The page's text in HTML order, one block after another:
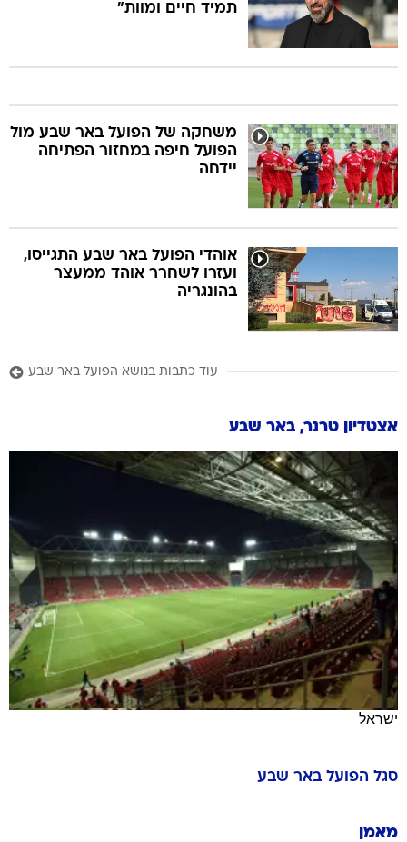
תמיד חיים ומוות"
משחקה של הפועל באר שבע מול
הפועל חיפה במחזור הפתיחה
יידחה
אוהדי הפועל באר שבע התגייסו,
ועזרו לשחרר אוהד ממעצר
בהונגריה
עוד כתבות בנושא הפועל באר שבע
אצטדיון טרנר, באר שבע
ישראל
סגל הפועל באר שבע
מאמן